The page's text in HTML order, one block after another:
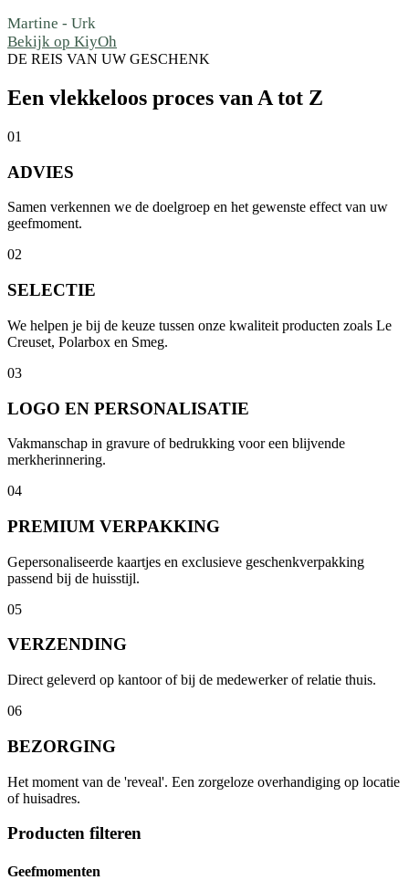
Martine - Urk
Bekijk op KiyOh
DE REIS VAN UW GESCHENK
Een vlekkeloos proces van A tot Z
01
ADVIES
Samen verkennen we de doelgroep en het gewenste effect van uw
geefmoment.
02
SELECTIE
We helpen je bij de keuze tussen onze kwaliteit producten zoals Le
Creuset, Polarbox en Smeg.
03
LOGO EN PERSONALISATIE
Vakmanschap in gravure of bedrukking voor een blijvende
merkherinnering.
04
PREMIUM VERPAKKING
Gepersonaliseerde kaartjes en exclusieve geschenkverpakking
passend bij de huisstijl.
05
VERZENDING
Direct geleverd op kantoor of bij de medewerker of relatie thuis.
06
BEZORGING
Het moment van de 'reveal'. Een zorgeloze overhandiging op locatie
of huisadres.
Producten filteren
Geefmomenten